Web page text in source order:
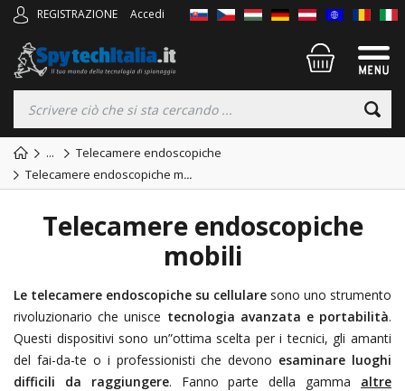
REGISTRAZIONE Accedi
...
Telecamere endoscopiche
Telecamere endoscopiche m...
Telecamere endoscopiche
mobili
Le telecamere endoscopiche su cellulare sono uno strumento
rivoluzionario che unisce tecnologia avanzata e portabilità.
Questi dispositivi sono un”ottima scelta per i tecnici, gli amanti
del fai-da-te o i professionisti che devono esaminare luoghi
difficili da raggiungere. Fanno parte della gamma altre